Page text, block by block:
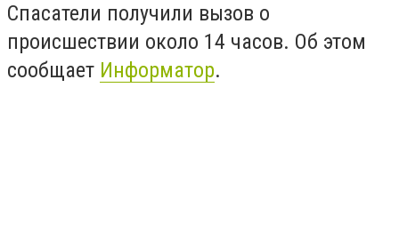
Спасатели получили вызов о
происшествии около 14 часов. Об этом
сообщает Информатор.